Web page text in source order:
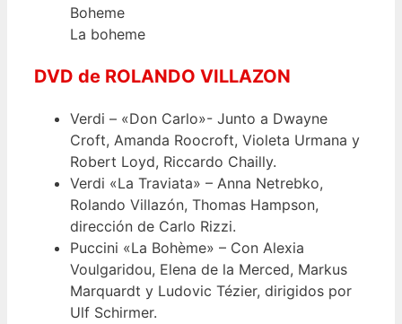
La boheme
DVD de ROLANDO VILLAZON
Verdi – «Don Carlo»- Junto a Dwayne
Croft, Amanda Roocroft, Violeta Urmana y
Robert Loyd, Riccardo Chailly.
Verdi «La Traviata» – Anna Netrebko,
Rolando Villazón, Thomas Hampson,
dirección de Carlo Rizzi.
Puccini «La Bohème» – Con Alexia
Voulgaridou, Elena de la Merced, Markus
Marquardt y Ludovic Tézier, dirigidos por
Ulf Schirmer.